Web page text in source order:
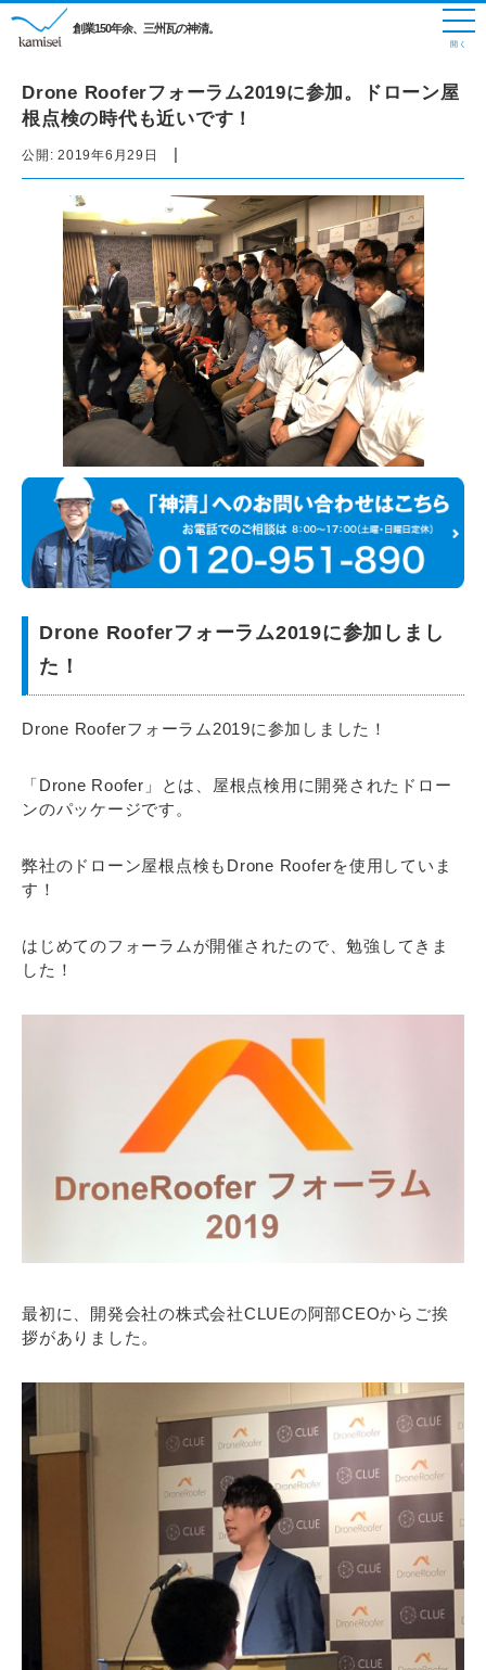
創業150年余、三州瓦の神清。
Drone Rooferフォーラム2019に参加。ドローン屋
根点検の時代も近いです！
公開: 2019年6月29日 |
Drone Rooferフォーラム2019に参加しまし
た！
Drone Rooferフォーラム2019に参加しました！
「Drone Roofer」とは、屋根点検用に開発されたドロー
ンのパッケージです。
弊社のドローン屋根点検もDrone Rooferを使用していま
す！
はじめてのフォーラムが開催されたので、勉強してきま
した！
最初に、開発会社の株式会社CLUEの阿部CEOからご挨
拶がありました。